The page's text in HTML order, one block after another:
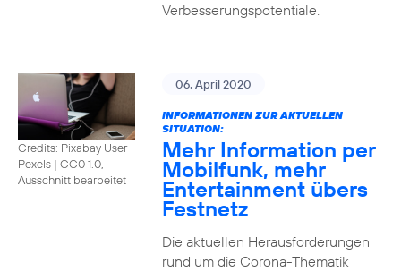
Verbesserungspotentiale.
Credits: Pixabay User
Pexels | CC0 1.0,
Ausschnitt bearbeitet
06. April 2020
INFORMATIONEN ZUR AKTUELLEN
SITUATION:
Mehr Information per
Mobilfunk, mehr
Entertainment übers
Festnetz
Die aktuellen Herausforderungen
rund um die Corona-Thematik